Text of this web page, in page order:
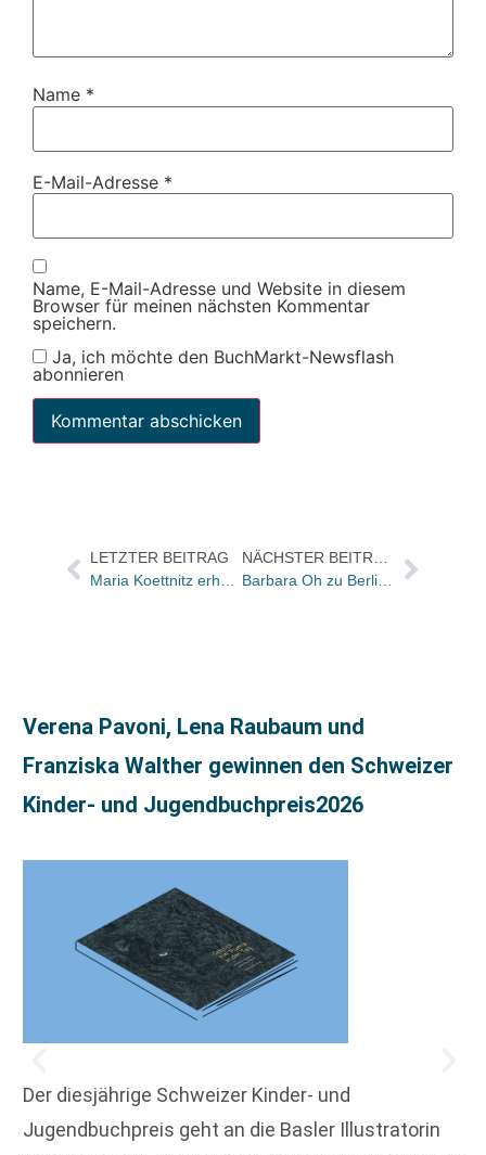
Name *
E-Mail-Adresse *
Name, E-Mail-Adresse und Website in diesem
Browser für meinen nächsten Kommentar
speichern.
Ja, ich möchte den BuchMarkt-Newsflash
abonnieren
LETZTER BEITRAG
Verena Pavoni, Lena Raubaum und
Franziska Walther gewinnen den Schweizer
Kinder- und Jugendbuchpreis2026
Der diesjährige Schweizer Kinder- und
Jugendbuchpreis geht an die Basler Illustratorin